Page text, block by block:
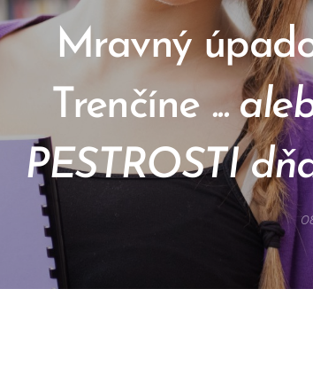
Mravný
Trenčíne ...
PESTROSTI